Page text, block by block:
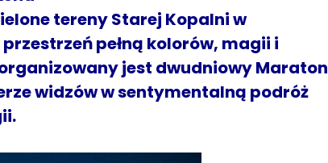
tereny Starej Kopalni w
pełną kolorów, magii i
jest dwudniowy Maraton
widzów w sentymentalną podróż